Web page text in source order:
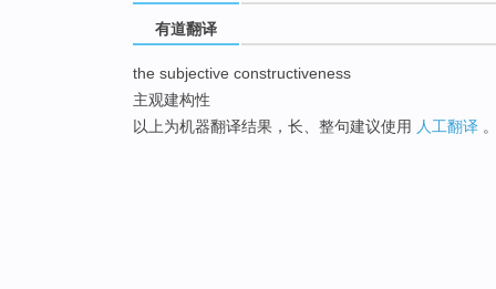
有道翻译
the subjective constructiveness
主观建构性
以上为机器翻译结果，长、整句建议使用 人工翻译